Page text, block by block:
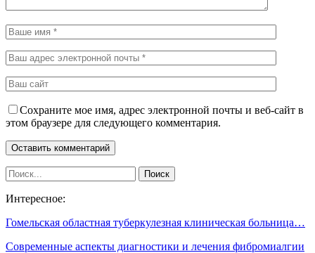
Сохраните мое имя, адрес электронной почты и веб-сайт в
этом браузере для следующего комментария.
Интересное:
Гомельская областная туберкулезная клиническая больница…
Современные аспекты диагностики и лечения фибромиалгии